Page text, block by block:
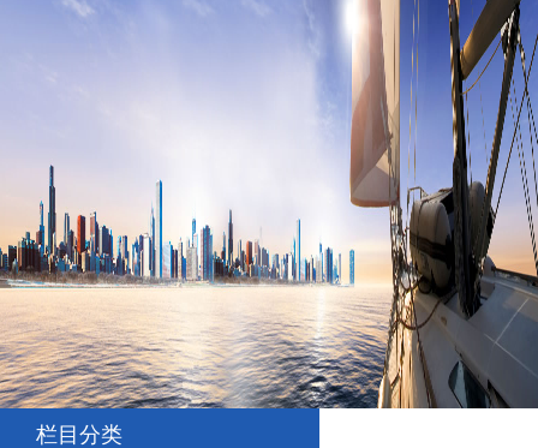
栏目分类